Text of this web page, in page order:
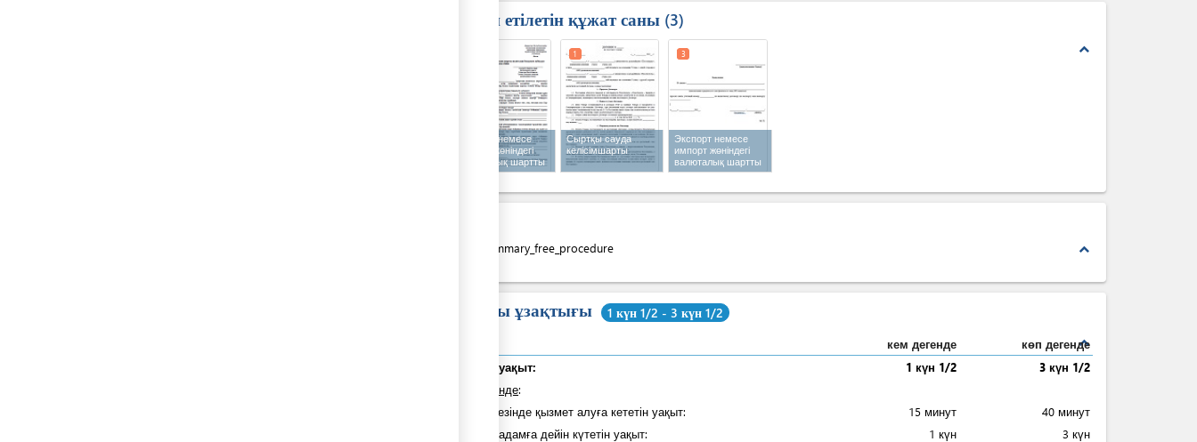
Талап етілетін құжат саны 3
expand_less
Экспорт немесе
импорт жөніндегі
валюталық шартты
валюталық
қабылдау туралы
Сыртқы сауда
келісімшарты
1
Экспорт немесе
импорт жөніндегі
валюталық шартты
валюталық
шығару туралы
3
expand_less
costs_summary_free_procedure
Жалпы ұзақтығы 1 күн 1/2 - 3 күн 1/2
expand_less
кем дегенде
көп дегенде
Жалпы уақыт:
1 күн 1/2
3 күн 1/2
оның ішінде:
Қадам кезінде қызмет алуға кететін уақыт:
15 минут
40 минут
Келесі қадамға дейін күтетін уақыт:
1 күн 3 күн